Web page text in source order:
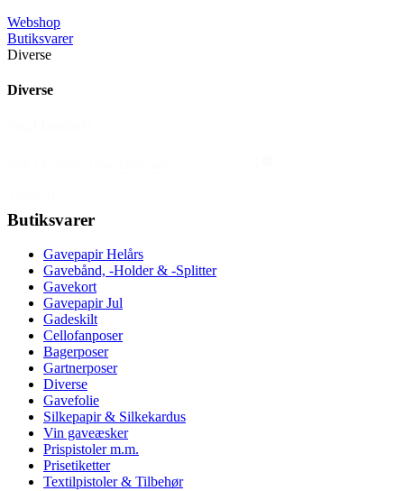
Webshop
Butiksvarer
Diverse
Diverse
Butiksvarer
Gavepapir Helårs
Gavebånd, -Holder & -Splitter
Gavekort
Gavepapir Jul
Gadeskilt
Cellofanposer
Bagerposer
Gartnerposer
Diverse
Gavefolie
Silkepapir & Silkekardus
Vin gaveæsker
Prispistoler m.m.
Prisetiketter
Textilpistoler & Tilbehør